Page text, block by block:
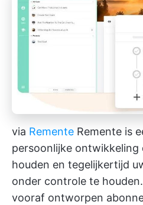
via Remente Remente is
persoonlijke ontwikkeling
houden en tegelijkertijd
onder controle te
vooraf ontworpen